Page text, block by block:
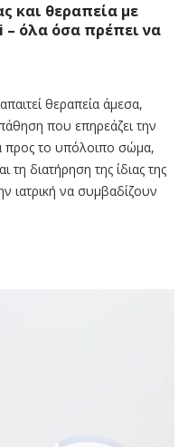
και θεραπεία με
– όλα όσα πρέπει να
θεραπεία άμεσα,
που επηρεάζει την
προς το υπόλοιπο σώμα,
τη διατήρηση της ίδιας της
ιατρική να συμβαδίζουν